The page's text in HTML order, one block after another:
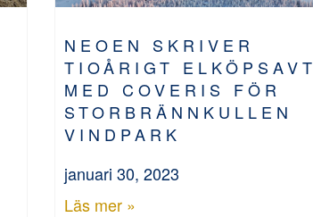
NEOEN SKRIVER
TIOÅRIGT
MED COVERIS FÖR
STORBRÄNNKULLEN
VINDPARK
januari 30, 2023
Läs mer »